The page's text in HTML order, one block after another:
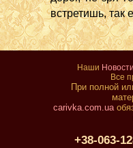
встретишь, так
Наши Новости
Все
При полной
carivka.com.ua
+38-063-